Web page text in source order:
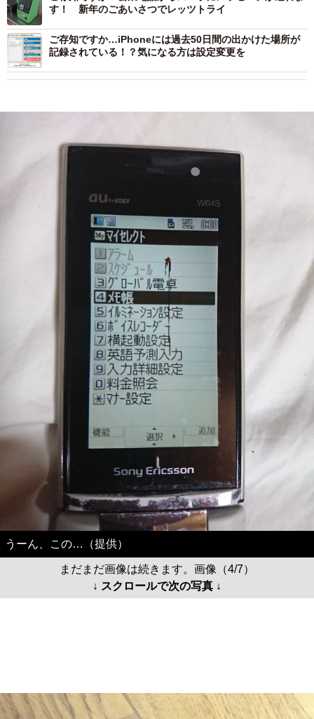
す！ 新年のごあいさつでレッツトライ
ご存知ですか…iPhoneには過去50日間の出かけた場所が
記録されている！？気になる方は設定変更を
うーん、この…（提供）
まだまだ画像は続きます。画像（4/7）
↓ スクロールで次の写真 ↓